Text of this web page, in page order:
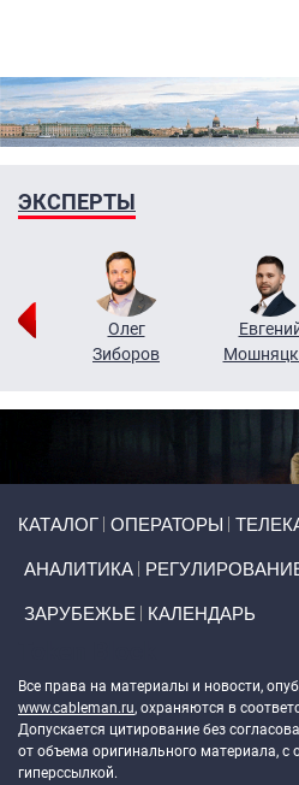
ЭКСПЕРТЫ
Олег
Зиборов
КАТАЛОГ ОПЕРАТОРЫ
АНАЛИТИКА
ЗАРУБЕЖЬЕ КАЛЕНДАРЬ
Все права на материалы и новости,
www.cableman.ru, охраняются в
Допускается цитирование без
от объема оригинального материала, с
гиперссылкой.